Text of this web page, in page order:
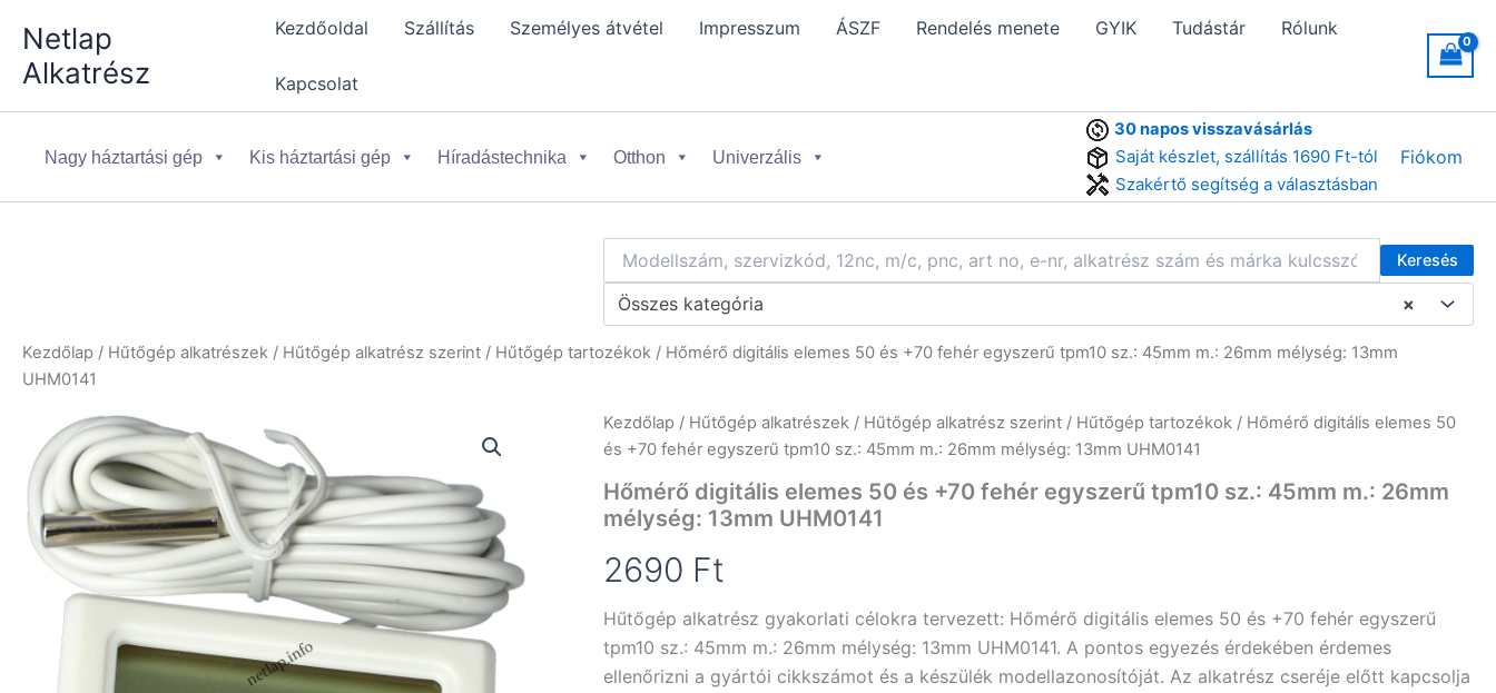
content
Netlap
Alkatrész
Kezdőoldal Szállítás Személyes átvétel Impresszum ÁSZF Rendelés menete GYIK Tudástár Rólunk
Kapcsolat
Nagy háztartási gép Kis háztartási gép Híradástechnika Otthon Univerzális
30 napos visszavásárlás
Saját készlet, szállítás 1690 Ft-tól
Szakértő segítség a választásban
Fiókom
Keresés
×
Összes kategória
Kezdőlap / Hűtőgép alkatrészek / Hűtőgép alkatrész szerint / Hűtőgép tartozékok / Hőmérő digitális elemes 50 és +70 fehér egyszerű tpm10 sz.: 45mm m.: 26mm mélység: 13mm
UHM0141
Kezdőlap / Hűtőgép alkatrészek/ Hűtőgép alkatrész szerint/ Hűtőgép tartozékok/ Hőmérő digitális elemes 50
és +70 fehér egyszerű tpm10 sz.: 45mm m.: 26mm mélység: 13mm UHM0141
Hőmérő digitális elemes 50 és +70 fehér egyszerű tpm10 sz.: 45mm m.: 26mm
mélység: 13mm UHM0141
2690 Ft
Hűtőgép alkatrész gyakorlati célokra tervezett: Hőmérő digitális elemes 50 és +70 fehér egyszerű
tpm10 sz.: 45mm m.: 26mm mélység: 13mm UHM0141. A pontos egyezés érdekében érdemes
ellenőrizni a gyártói cikkszámot és a készülék modellazonosítóját. Az alkatrész cseréje előtt kapcsolja